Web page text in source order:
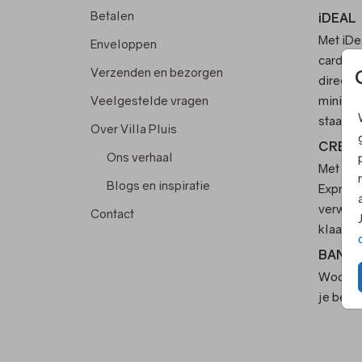
Betalen
Enveloppen
Verzenden en bezorgen
Veelgestelde vragen
Over Villa Pluis
Ons verhaal
Blogs en inspiratie
Contact
iDEAL
Met
direct
staat.
Met
klaar te
Woon
je